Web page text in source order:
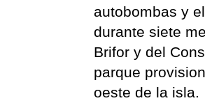
autobombas y
durante siete
Brifor y del
parque
oeste de la isla.